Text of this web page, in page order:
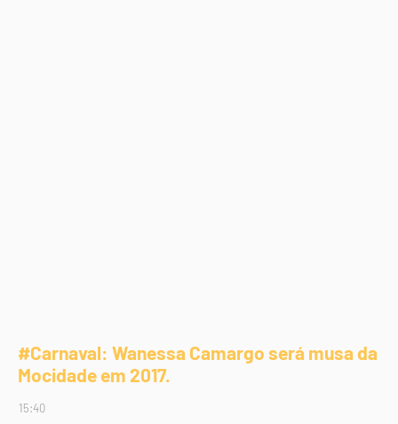
#Carnaval: Wanessa Camargo será musa da
Mocidade em 2017.
15:40